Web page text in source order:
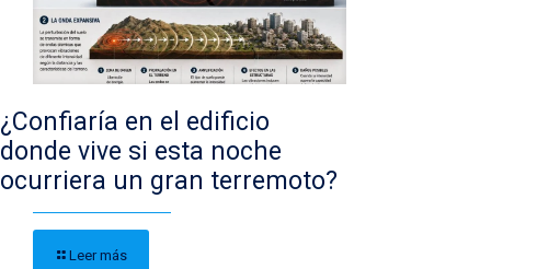
¿Confiaría en el edificio
donde vive si esta noche
ocurriera un gran terremoto?
Leer más